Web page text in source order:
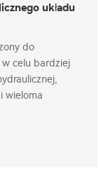
układu
do
w celu bardziej
wieloma